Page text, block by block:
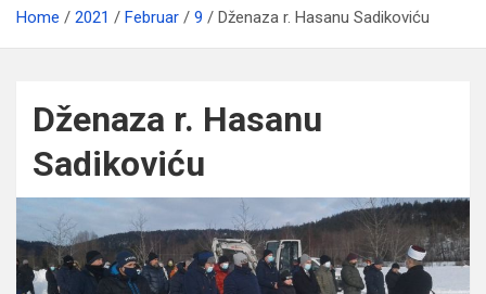
Home 2021 Februar 9 Dženaza r. Hasanu Sadikoviću
Dženaza r. Hasanu
Sadikoviću